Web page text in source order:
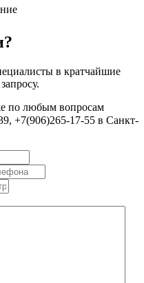
в кратчайшие
по любым вопросам
+7(906)265-17-55 в Санкт-